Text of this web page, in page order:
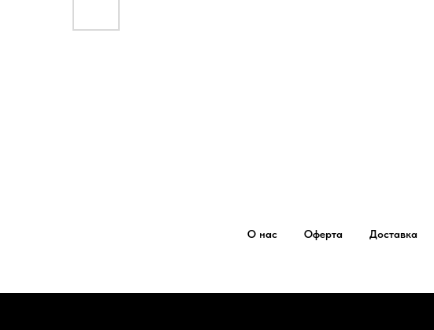
О нас Оферта Доставка